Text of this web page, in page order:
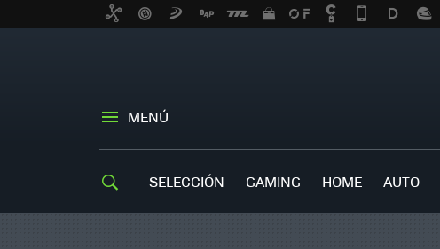
MENÚ
SELECCIÓN GAMING HOME AUTO